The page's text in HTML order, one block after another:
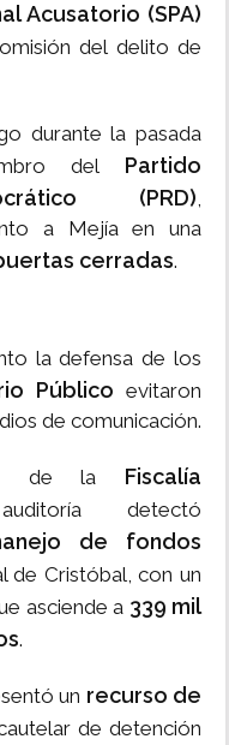
Acusatorio (SPA)
del delito de
durante la pasada
del Partido
(PRD),
a Mejía en una
cerradas.
la defensa de los
Público evitaron
de comunicación.
de la Fiscalía
detectó
de fondos
de Cristóbal, con un
asciende a 339 mil
.
un recurso de
de detención